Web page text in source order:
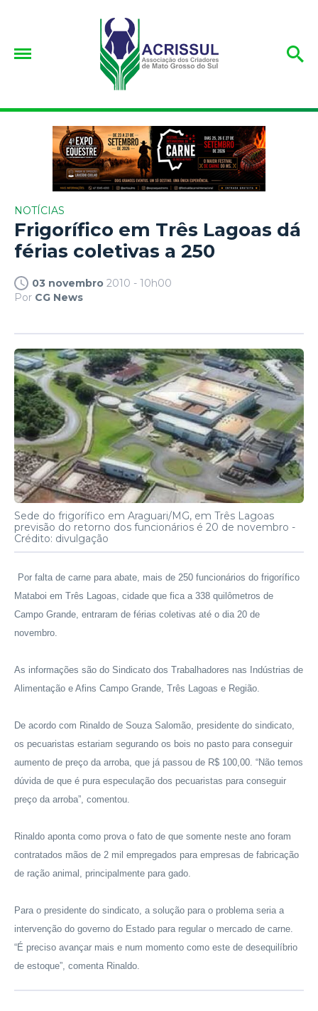
NOTÍCIAS
Frigorífico em Três Lagoas dá
férias coletivas a 250
03 novembro 2010 - 10h00
Por CG News
Sede do frigorífico em Araguari/MG, em Três Lagoas
previsão do retorno dos funcionários é 20 de novembro -
Crédito: divulgação
Por falta de carne para abate, mais de 250 funcionários do frigorífico
Mataboi em Três Lagoas, cidade que fica a 338 quilômetros de
Campo Grande, entraram de férias coletivas até o dia 20 de
novembro.
As informações são do Sindicato dos Trabalhadores nas Indústrias de
Alimentação e Afins Campo Grande, Três Lagoas e Região.
De acordo com Rinaldo de Souza Salomão, presidente do sindicato,
os pecuaristas estariam segurando os bois no pasto para conseguir
aumento de preço da arroba, que já passou de R$ 100,00. “Não temos
dúvida de que é pura especulação dos pecuaristas para conseguir
preço da arroba”, comentou.
Rinaldo aponta como prova o fato de que somente neste ano foram
contratados mãos de 2 mil empregados para empresas de fabricação
de ração animal, principalmente para gado.
Para o presidente do sindicato, a solução para o problema seria a
intervenção do governo do Estado para regular o mercado de carne.
“É preciso avançar mais e num momento como este de desequilíbrio
de estoque”, comenta Rinaldo.